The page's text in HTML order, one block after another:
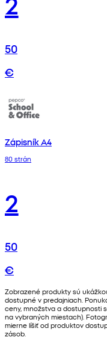
50
€
Zápisník A4
80 strán
2
50
€
Zobrazené produkty sú
dostupné v predajniach.
ceny, množstva a dostupnosti
na vybraných miestach).
mierne líšiť od produktov
zásob.